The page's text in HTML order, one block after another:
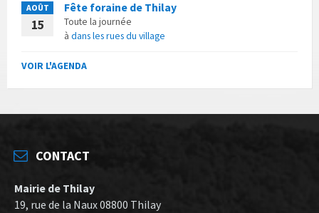
AOÛT
15
Fête foraine de Thilay
Toute la journée
à dans les rues du village
VOIR L'AGENDA
CONTACT
Mairie de Thilay
19, rue de la Naux 08800 Thilay